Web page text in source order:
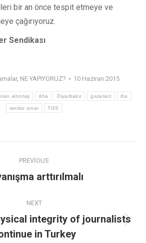
bir an önce tespit etmeye ve
çağırıyoruz.
Sendikası
, NE YAPIYORUZ? 10 Haziran 2015
altıntaş dha Diyarbakır gazeteci iha
serdar sınar TGS
PREVIOUS
arttırılmalı
NEXT
integrity of journalists
in Turkey